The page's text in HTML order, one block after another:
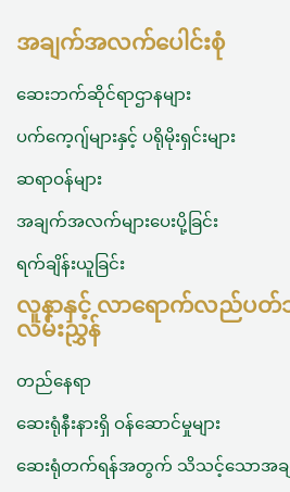
အချက်အလက်ပေါင်းစုံ
ဆေးဘက်ဆိုင်ရာဌာနများ
ပက်ကေ့ဂျ်များနှင့် ပရိုမိုးရှင်းများ
ဆရာဝန်များ
အချက်အလက်များပေးပို့ခြင်း
ရက်ချိန်းယူခြင်း
လူနာနှင့် လာရောက်လည်ပတ်
လမ်းညွှန်
တည်နေရာ
ဆေးရုံနီးနားရှိ ဝန်‌ဆောင်မှုများ
ဆေးရုံတက်ရန်အတွက် သိသင့်သောအခ